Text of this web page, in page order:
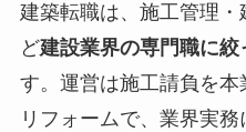
建築転職は、施工管理
ど建設業界の専門職に絞
す。運営は施工請負を
リフォームで、業界実